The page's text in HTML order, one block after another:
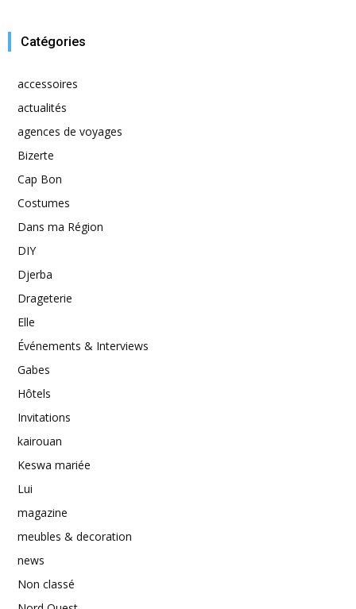
Catégories
accessoires
actualités
agences de voyages
Bizerte
Cap Bon
Costumes
Dans ma Région
DIY
Djerba
Drageterie
Elle
Événements & Interviews
Gabes
Hôtels
Invitations
kairouan
Keswa mariée
Lui
magazine
meubles & decoration
news
Non classé